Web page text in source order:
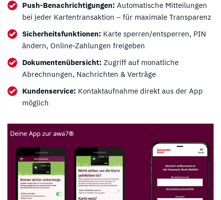
Push-Benachrichtigungen: Automatische Mitteilungen
bei jeder Kartentransaktion – für maximale Transparenz
Sicherheitsfunktionen: Karte sperren/entsperren, PIN
ändern, Online-Zahlungen freigeben
Dokumentenübersicht: Zugriff auf monatliche
Abrechnungen, Nachrichten & Verträge
Kundenservice: Kontaktaufnahme direkt aus der App
möglich